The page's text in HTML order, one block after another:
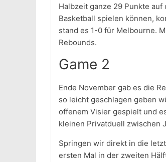
Halbzeit ganze 29 Punkte
Basketball spielen können,
stand es 1-0 für Melbourne.
Rebounds.
Game 2
Ende November gab es die
so leicht geschlagen geben
offenem Visier gespielt und
kleinen Privatduell zwischen
Springen wir direkt in die
ersten Mal in der zweiten